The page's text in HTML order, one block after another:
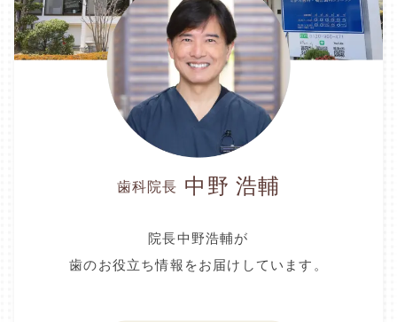
歯科院長 中野 浩輔
院長中野浩輔が
歯のお役立ち情報をお届けしています。